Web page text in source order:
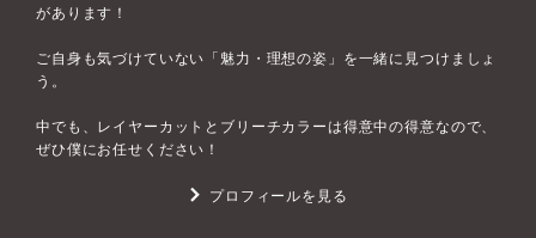
があります！
ご自身も気づけていない「魅力・理想の姿」を一緒に見つけましょ
う。
中でも、レイヤーカットとブリーチカラーは得意中の得意なので、
ぜひ僕にお任せください！
プロフィールを見る